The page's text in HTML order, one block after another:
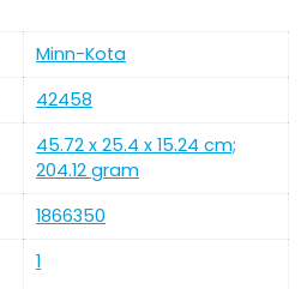
‎Minn-Kota
‎42458
‎45.72 x 25.4 x 15.24 cm;
204.12 gram
‎1866350
‎1